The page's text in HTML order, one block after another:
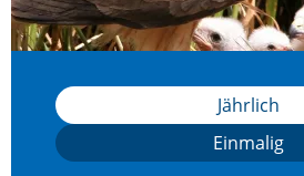
Jährlich
Einmalig